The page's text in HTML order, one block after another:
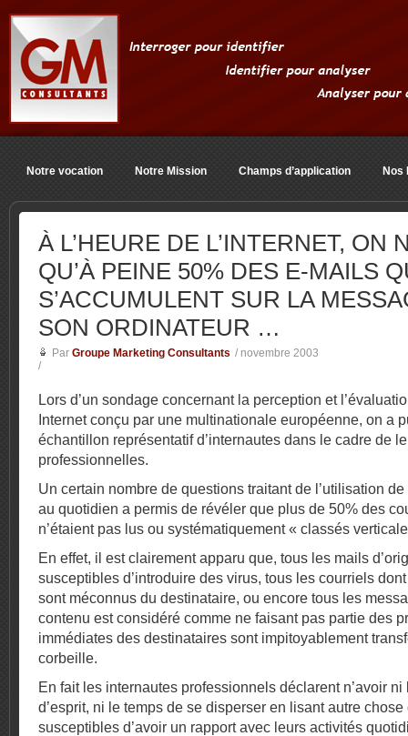
Notre vocation Notre Mission Champs d’application Nos
À L’HEURE DE L’INTERNET, ON
QU’À PEINE 50% DES E-MAILS
S’ACCUMULENT SUR LA
SON ORDINATEUR …
Par Groupe Marketing Consultants / novembre 2003
/
Lors d’un sondage concernant la perception et
Internet conçu par une multinationale européenne, on a
échantillon représentatif d’internautes dans le cadre de
professionnelles.
Un certain nombre de questions traitant de l’utilisation
au quotidien a permis de révéler que plus de 50% des
n’étaient pas lus ou systématiquement « classés
En effet, il est clairement apparu que, tous les mails
susceptibles d’introduire des virus, tous les courriels
sont méconnus du destinataire, ou encore tous les
contenu est considéré comme ne faisant pas partie des
immédiates des destinataires sont impitoyablement
corbeille.
En fait les internautes professionnels déclarent n’avoir
d’esprit, ni le temps de se disperser en lisant autre
susceptibles d’avoir un rapport avec leurs activités